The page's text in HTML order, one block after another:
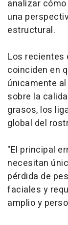
analizar
una
estructural.
Los recientes
coinciden en
únicamente
sobre la
grasos, los
global del
"El principal
necesitan
pérdida de
faciales y
amplio y